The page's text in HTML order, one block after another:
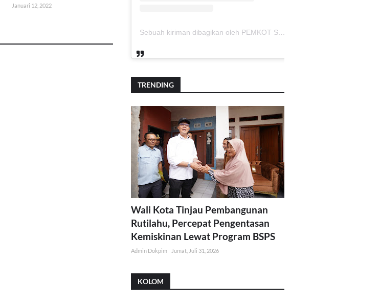
Januari 12, 2022
Sebuah kiriman dibagikan oleh PEMKOT SUKABUMI (@pemkotsukabumi_)
TRENDING
Wali Kota Tinjau Pembangunan
Rutilahu, Percepat Pengentasan
Kemiskinan Lewat Program BSPS
Admin Dokpim Jumat, Juli 31, 2026
KOLOM